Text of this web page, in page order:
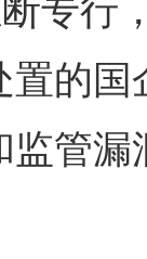
断专
的
管